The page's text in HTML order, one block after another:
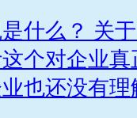
什么？ 关
个对企业
也还没有理